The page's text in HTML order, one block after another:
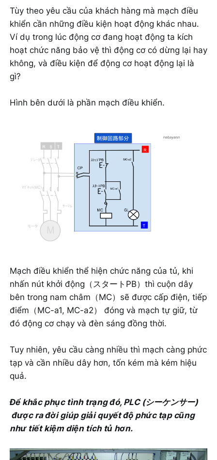
Tùy theo yêu cầu của khách hàng mà mạch điều
khiển cần những điều kiện hoạt động khác nhau.
Ví dụ trong lúc động cơ đang hoạt động ta kích
hoạt chức năng bảo vệ thì động cơ có dừng lại hay
không, và điều kiện để động cơ hoạt động lại là
gì?
Hình bên dưới là phần mạch điều khiển.
Mạch điều khiển thể hiện chức năng của tủ, khi
nhấn nút khởi động（スタートPB）thì cuộn dây
bên trong nam châm（MC）sẽ được cấp điện, tiếp
điểm（MC-a1, MC-a2） đóng và mạch tự giữ, từ
đó động cơ chạy và đèn sáng đồng thời.
Tuy nhiên, yêu cầu càng nhiều thì mạch càng phức
tạp và cần nhiều dây hơn, tốn kém mà kém hiệu
quả.
Để khắc phục tình trạng đó, PLC (シーケンサー)
được ra đời giúp giải quyết độ phức tạp cũng
như tiết kiệm diện tích tủ hơn.